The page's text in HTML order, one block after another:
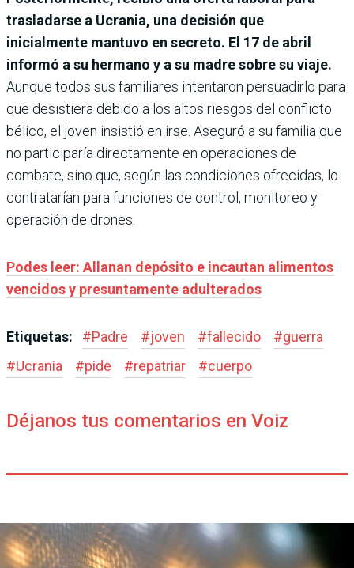
trasladarse a Ucrania, una decisión que
inicialmente mantuvo en secreto. El 17 de abril
informó a su hermano y a su madre sobre su viaje.
Aunque todos sus familiares intentaron persuadirlo para
que desistiera debido a los altos riesgos del conflicto
bélico, el joven insistió en irse. Aseguró a su familia que
no participaría directamente en operaciones de
combate, sino que, según las condiciones ofrecidas, lo
contratarían para funciones de control, monitoreo y
operación de drones.
Podes leer: Allanan depósito e incautan alimentos
vencidos y presuntamente adulterados
Etiquetas: #Padre #joven #fallecido #guerra
#Ucrania #pide #repatriar #cuerpo
Déjanos tus comentarios en Voiz